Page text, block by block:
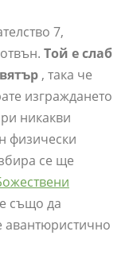
7,
Той е слаб
, така че
изграждането
никакви
физически
се ще
също да
авантюристично